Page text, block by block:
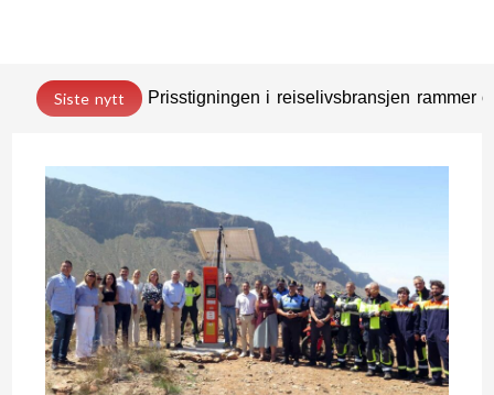
Siste nytt Prisstigningen i reiselivsbransjen rammer